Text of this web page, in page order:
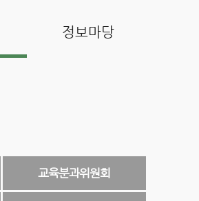
정보마당
교육분과위원회